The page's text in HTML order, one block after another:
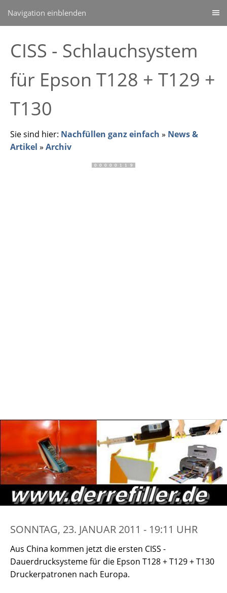
Navigation einblenden
CISS - Schlauchsystem
für Epson T128 + T129 +
T130
Sie sind hier: Nachfüllen ganz einfach » News &
Artikel » Archiv
SONNTAG, 23. JANUAR 2011 - 19:11 UHR
Aus China kommen jetzt die ersten CISS -
Dauerdrucksysteme für die Epson T128 + T129 + T130
Druckerpatronen nach Europa.